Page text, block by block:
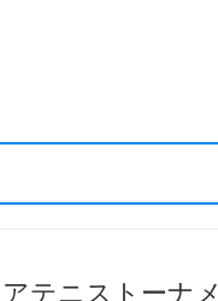
テニストーナメ